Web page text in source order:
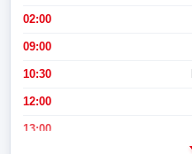
02:00
09:00
10:30
12:00
13:00